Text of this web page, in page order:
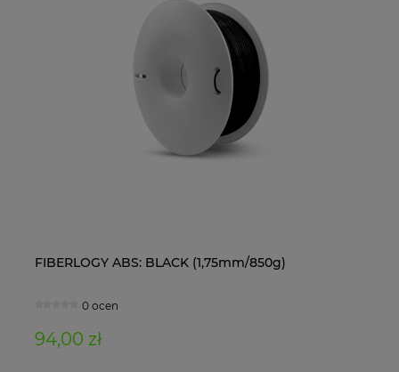
FIBERLOGY ABS: BLACK (1,75mm/850g)
0 ocen
94,00 zł